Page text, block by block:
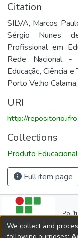
Citation
SILVA, Marcos
Sérgio Nunes
Profissional em
Rede Nacional -
Educação, Ciência
Porto Velho
URI
http://
Collections
Produto Educacional
Full item page
We collect and